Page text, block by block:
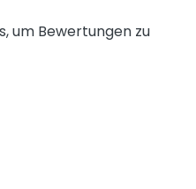
um Bewertungen zu